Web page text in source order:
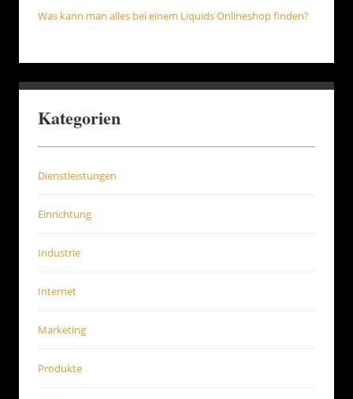
Was kann man alles bei einem Liquids Onlineshop finden?
Kategorien
Dienstleistungen
Einrichtung
Industrie
Internet
Marketing
Produkte